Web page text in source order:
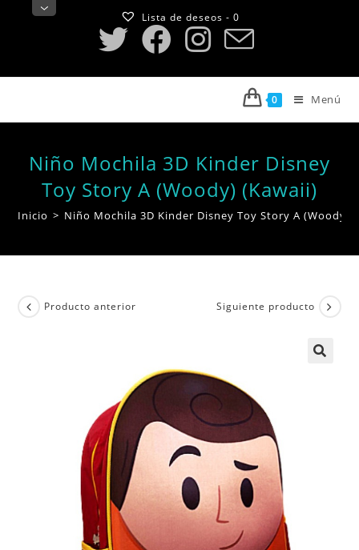
Lista de deseos - 0
0 Menú
Niño Mochila 3D Kinder Disney
Toy Story A (Woody) (Kawaii)
Inicio > Niño Mochila 3D Kinder Disney Toy Story A (Woody)
Producto anterior Siguiente producto